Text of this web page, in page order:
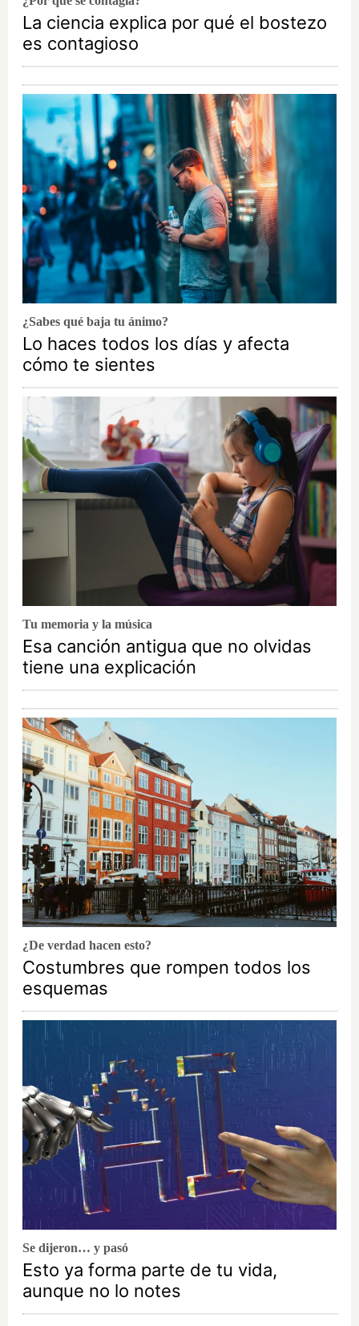
La ciencia explica por qué el bostezo
es contagioso
¿Sabes qué baja tu ánimo?
Lo haces todos los días y afecta
cómo te sientes
Tu memoria y la música
Esa canción antigua que no olvidas
tiene una explicación
¿De verdad hacen esto?
Costumbres que rompen todos los
esquemas
Se dijeron… y pasó
Esto ya forma parte de tu vida,
aunque no lo notes